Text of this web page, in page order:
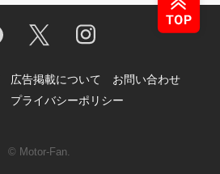
広告掲載について
お問い合わせ
プライバシーポリシー
© Motor-Fan.